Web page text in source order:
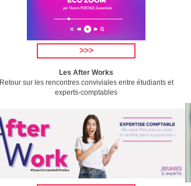
>>>
Les After Works
Retour sur les rencontres conviviales entre étudiants et
experts-comptables